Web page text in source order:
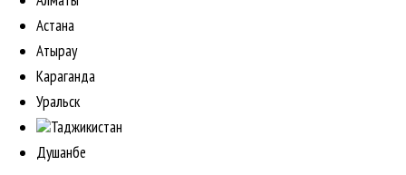
Астана
Атырау
Караганда
Уральск
Таджикистан
Душанбе